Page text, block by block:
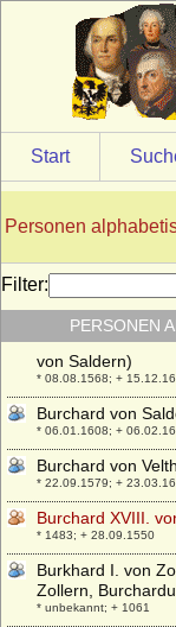
Start
Personen
Filter:
PERSONEN
Burchard VI. von
von Querfurt,
Burchard VIII.
+ 1392
Burchard von
* um 1175; + 1244
Burchard von der
Burchard von
Burchard von
Burchard von
von Saldern)
* 08.08.1568; +
Burchard von
* 06.01.1608; +
Burchard von
* 22.09.1579; +
Burchard XVIII.
* 1483; + 28.09.1550
Burkhard I. von
Zollern,
* unbekannt; + 1061